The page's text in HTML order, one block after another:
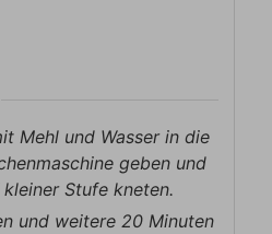
Mehl und Wasser in die
geben und
Stufe kneten.
und weitere 20 Minuten